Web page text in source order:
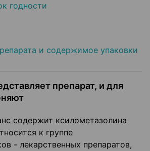
годности
и содержимое упаковки
препарат, и для
содержит ксилометазолина
к группе
- лекарственных препаратов,